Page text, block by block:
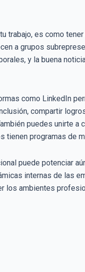
trabajo, es como
a grupos
y la buena
como LinkedIn
compartir
puedes unirte
tienen programas de
puede potenciar
internas de las
los ambientes